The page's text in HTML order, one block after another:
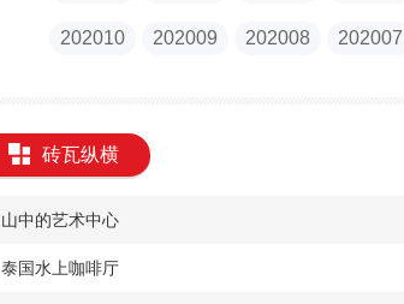
202010 202009 202008 202007
砖瓦纵横
山中的艺术中心
泰国水上咖啡厅